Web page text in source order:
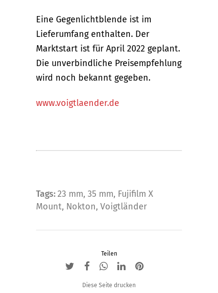
Eine Gegenlichtblende ist im
Lieferumfang enthalten. Der
Marktstart ist für April 2022 geplant.
Die unverbindliche Preisempfehlung
wird noch bekannt gegeben.
www.voigtlaender.de
Tags: 23 mm, 35 mm, Fujifilm X
Mount, Nokton, Voigtländer
Teilen
Diese Seite drucken